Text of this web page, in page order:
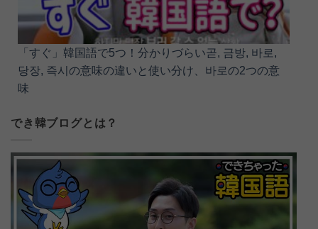
「すぐ」韓国語で5つ！分かりづらい곧, 금방, 바로,
당장, 즉시の意味の違いと使い分け、바로の2つの意
味
でき韓ブログとは？